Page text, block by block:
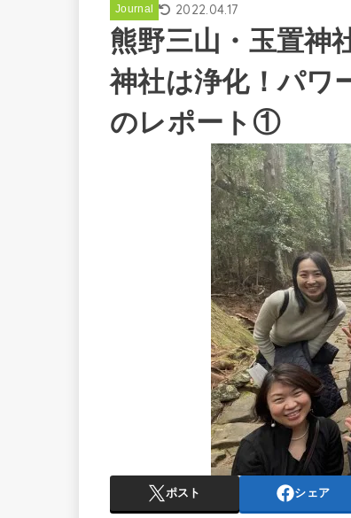
Journal 2022.04.17
熊野三山・玉置神
神社は浄化！パワ
のレポート①
ポスト シェア